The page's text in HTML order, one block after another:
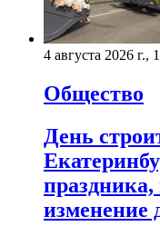
4 августа 2026 г.,
Общество
День
изменение